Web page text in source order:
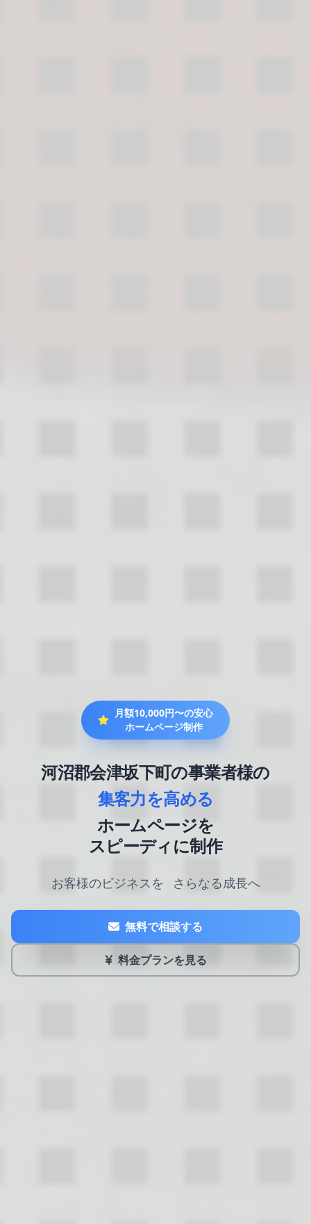
月額10,000円〜の安心
ホームページ制作
河沼郡会津坂下町の事業者様の
集客力を高める
ホームページを
スピーディに制作
お客様のビジネスを さらなる成長へ
無料で相談する
料金プランを見る